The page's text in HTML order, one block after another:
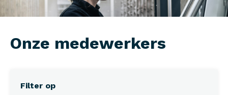
Onze medewerkers
Filter op